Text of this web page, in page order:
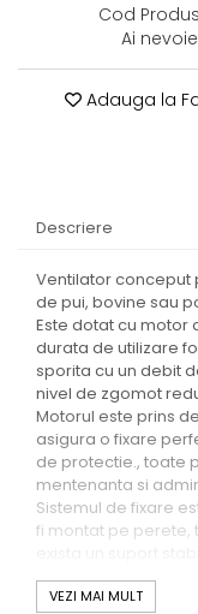
Cod
Ai
Adauga la
Descriere
Ventilator conceput
de pui, bovine sau
Este dotat cu motor
durata de utilizare
sporita cu un debit
nivel de zgomot
Motorul este prins
asigura o fixare
de protectie., toate
mentenanta si
Sistemul de fixare
fi montat pe perete,
Tabel 1.
VEZI MAI MULT